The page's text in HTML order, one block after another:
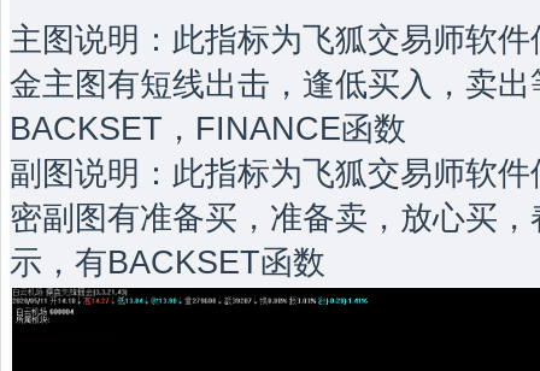
主图说明：此指标为飞狐交易师软
金主图有短线出击，逢低买入，卖
BACKSET，FINANCE函数
副图说明：此指标为飞狐交易师软
密副图有准备买，准备卖，放心买
示，有BACKSET函数